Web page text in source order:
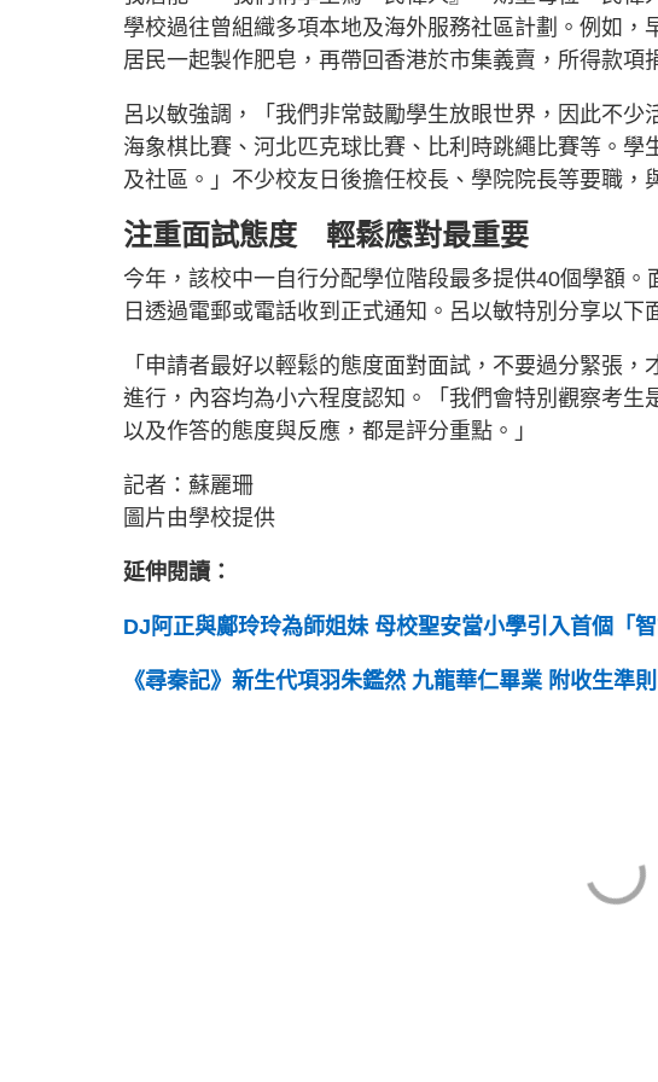
學校過往曾組織多項本地及海外服務社區計劃。例如
居民一起製作肥皂，再帶回香港於市集義賣，所得款項
呂以敏強調，「我們非常鼓勵學生放眼世界，因此不
海象棋比賽、河北匹克球比賽、比利時跳繩比賽等。
及社區。」不少校友日後擔任校長、學院院長等要職，
注重面試態度 輕鬆應對最重要
今年，該校中一自行分配學位階段最多提供40個學額
日透過電郵或電話收到正式通知。呂以敏特別分享以下
「申請者最好以輕鬆的態度面對面試，不要過分緊張
進行，內容均為小六程度認知。「我們會特別觀察考生
以及作答的態度與反應，都是評分重點。」
記者：蘇麗珊
圖片由學校提供
延伸閱讀：
DJ阿正與鄺玲玲為師姐妹 母校聖安當小學引入首個「
《尋秦記》新生代項羽朱鑑然 九龍華仁畢業 附收生準則